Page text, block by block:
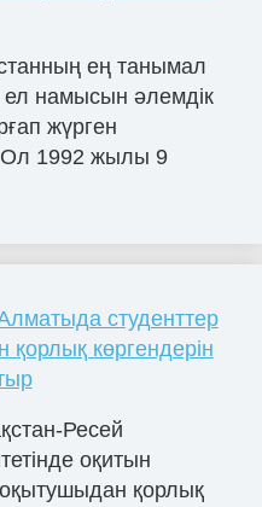
ең танымал
намысын әлемдік
жүрген
1992 жылы 9
студенттер
көргендерін
Ресей
оқитын
қорлық